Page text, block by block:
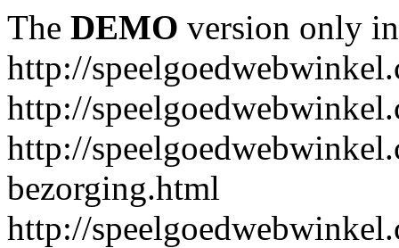
The DEMO version only
http://
http://
http://
bezorging.html
http://